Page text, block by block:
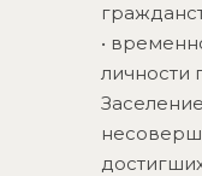
•
личности